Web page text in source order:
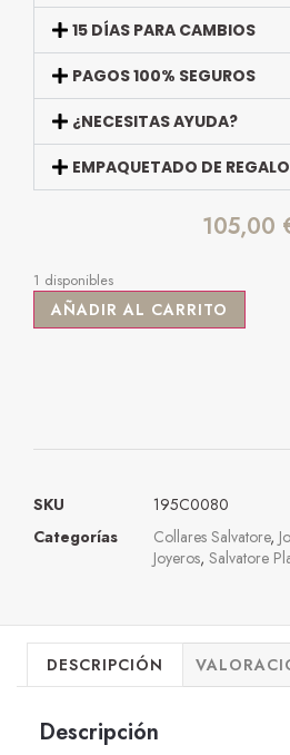
15 DÍAS PARA CAMBIOS
PAGOS 100% SEGUROS
¿NECESITAS AYUDA?
EMPAQUETADO DE REGALO
105,00
1 disponibles
AÑADIR AL CARRITO
SKU
195C0080
Categorías
Collares Salvatore,
Joyeros, Salvatore
DESCRIPCIÓN
Descripción